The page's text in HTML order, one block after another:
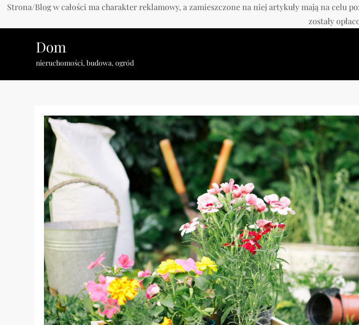
Strona/Blog w całości ma charakter reklamowy, a zamieszczone na niej artykuły mają na
zostały
Dom
nieruchomości, budowa, ogród